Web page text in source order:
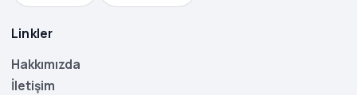
Linkler
Hakkımızda
İletişim